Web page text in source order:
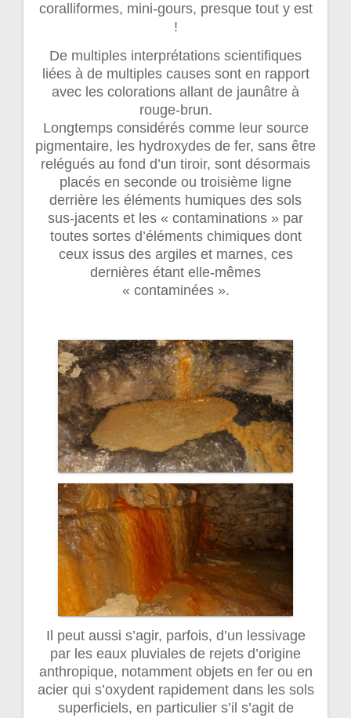
coralliformes, mini-gours, presque tout y est
!
De multiples interprétations scientifiques
liées à de multiples causes sont en rapport
avec les colorations allant de jaunâtre à
rouge-brun.
Longtemps considérés comme leur source
pigmentaire, les hydroxydes de fer, sans être
relégués au fond d’un tiroir, sont désormais
placés en seconde ou troisième ligne
derrière les éléments humiques des sols
sus-jacents et les « contaminations » par
toutes sortes d’éléments chimiques dont
ceux issus des argiles et marnes, ces
dernières étant elle-mêmes
« contaminées ».
Il peut aussi s’agir, parfois, d’un lessivage
par les eaux pluviales de rejets d’origine
anthropique, notamment objets en fer ou en
acier qui s’oxydent rapidement dans les sols
superficiels, en particulier s’il s’agit de